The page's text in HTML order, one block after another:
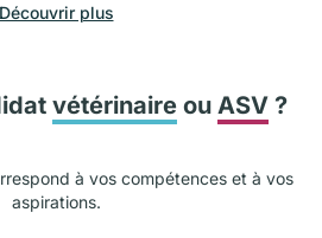
Découvrir plus
vétérinaire ou ASV ?
à vos compétences et à vos
aspirations.